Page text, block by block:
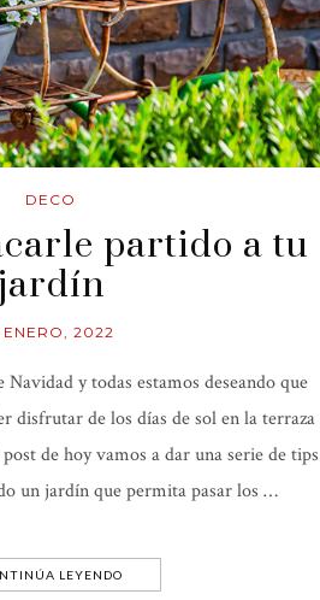
DECO
partido a tu
jardín
ENERO, 2022
Navidad y todas estamos deseando que
disfrutar de los días de sol en la terraza
de hoy vamos a dar una serie de tips
un jardín que permita pasar los …
LEYENDO